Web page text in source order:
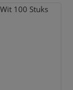
100 Stuks